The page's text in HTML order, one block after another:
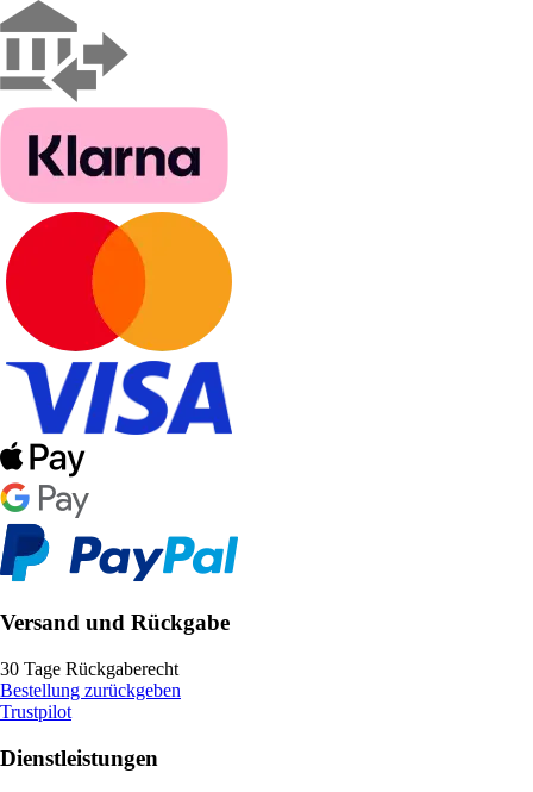
Versand und Rückgabe
30 Tage Rückgaberecht
Bestellung zurückgeben
Trustpilot
Dienstleistungen